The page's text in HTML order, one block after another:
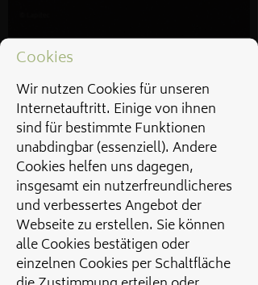
Cookies
Wir nutzen Cookies für unseren
Internetauftritt. Einige von ihnen
sind für bestimmte Funktionen
unabdingbar (essenziell). Andere
Cookies helfen uns dagegen,
insgesamt ein nutzerfreundlicheres
und verbessertes Angebot der
Webseite zu erstellen. Sie können
alle Cookies bestätigen oder
einzelnen Cookies per Schaltfläche